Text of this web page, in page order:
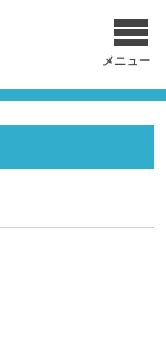
メニュー